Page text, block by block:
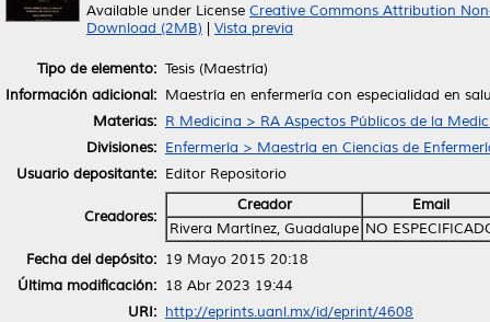
Available under License Creative Commons Attribution
Download (2MB)
Vista previa
Tipo de elemento: Tesis (Maestría)
Información adicional: Maestría en enfermería con especialidad en
Materias: R Medicina > RA Aspectos Públicos de la
Divisiones: Enfermería > Maestría en Ciencias de
Usuario depositante: Editor Repositorio
Creadores:
Creador
Email
Rivera Martínez, Guadalupe NO
Fecha del depósito: 19 Mayo 2015 20:18
Última modificación: 18 Abr 2023 19:44
URI: http://eprints.uanl.mx/id/eprint/4608